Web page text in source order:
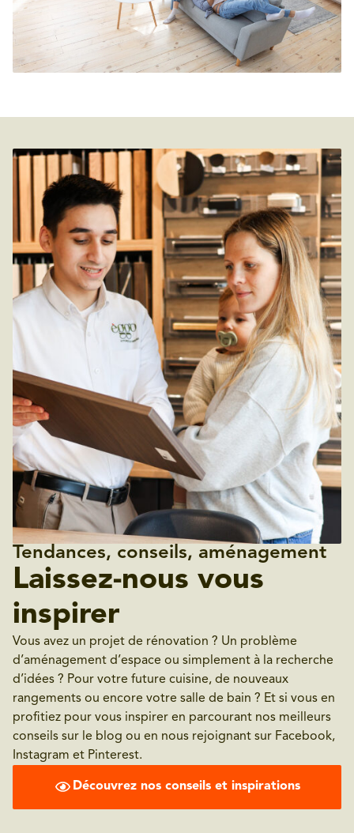
Tendances, conseils, aménagement
Laissez-nous vous
inspirer
Vous avez un projet de rénovation ? Un problème
d’aménagement d’espace ou simplement à la recherche
d’idées ? Pour votre future cuisine, de nouveaux
rangements ou encore votre salle de bain ? Et si vous en
profitiez pour vous inspirer en parcourant nos meilleurs
conseils sur le blog ou en nous rejoignant sur Facebook,
Instagram et Pinterest.
Découvrez nos conseils et inspirations